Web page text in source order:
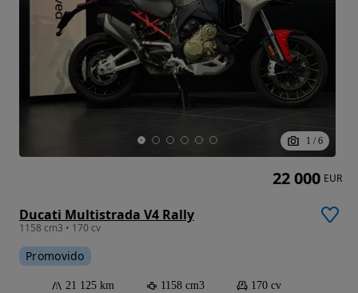
1 / 6
Ducati Multistrada V4 Rally
1158 cm3 • 170 cv
Promovido
21 125 km 1158 cm3
170 cv
22 000 EUR